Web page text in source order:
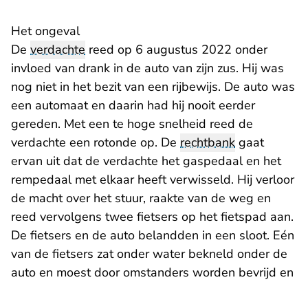
Het ongeval
De verdachte reed op 6 augustus 2022 onder
invloed van drank in de auto van zijn zus. Hij was
nog niet in het bezit van een rijbewijs. De auto was
een automaat en daarin had hij nooit eerder
gereden. Met een te hoge snelheid reed de
verdachte een rotonde op. De rechtbank gaat
ervan uit dat de verdachte het gaspedaal en het
rempedaal met elkaar heeft verwisseld. Hij verloor
de macht over het stuur, raakte van de weg en
reed vervolgens twee fietsers op het fietspad aan.
De fietsers en de auto belandden in een sloot. Eén
van de fietsers zat onder water bekneld onder de
auto en moest door omstanders worden bevrijd en